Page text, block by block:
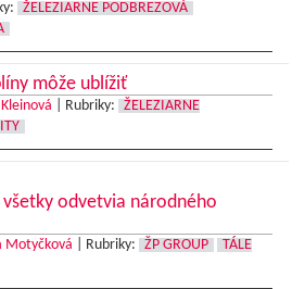
ŽELEZIARNE PODBREZOVÁ
môže ublížiť
Rubriky:
ŽELEZIARNE
odvetvia národného
Motyčková Rubriky: ŽP GROUP
TÁLE